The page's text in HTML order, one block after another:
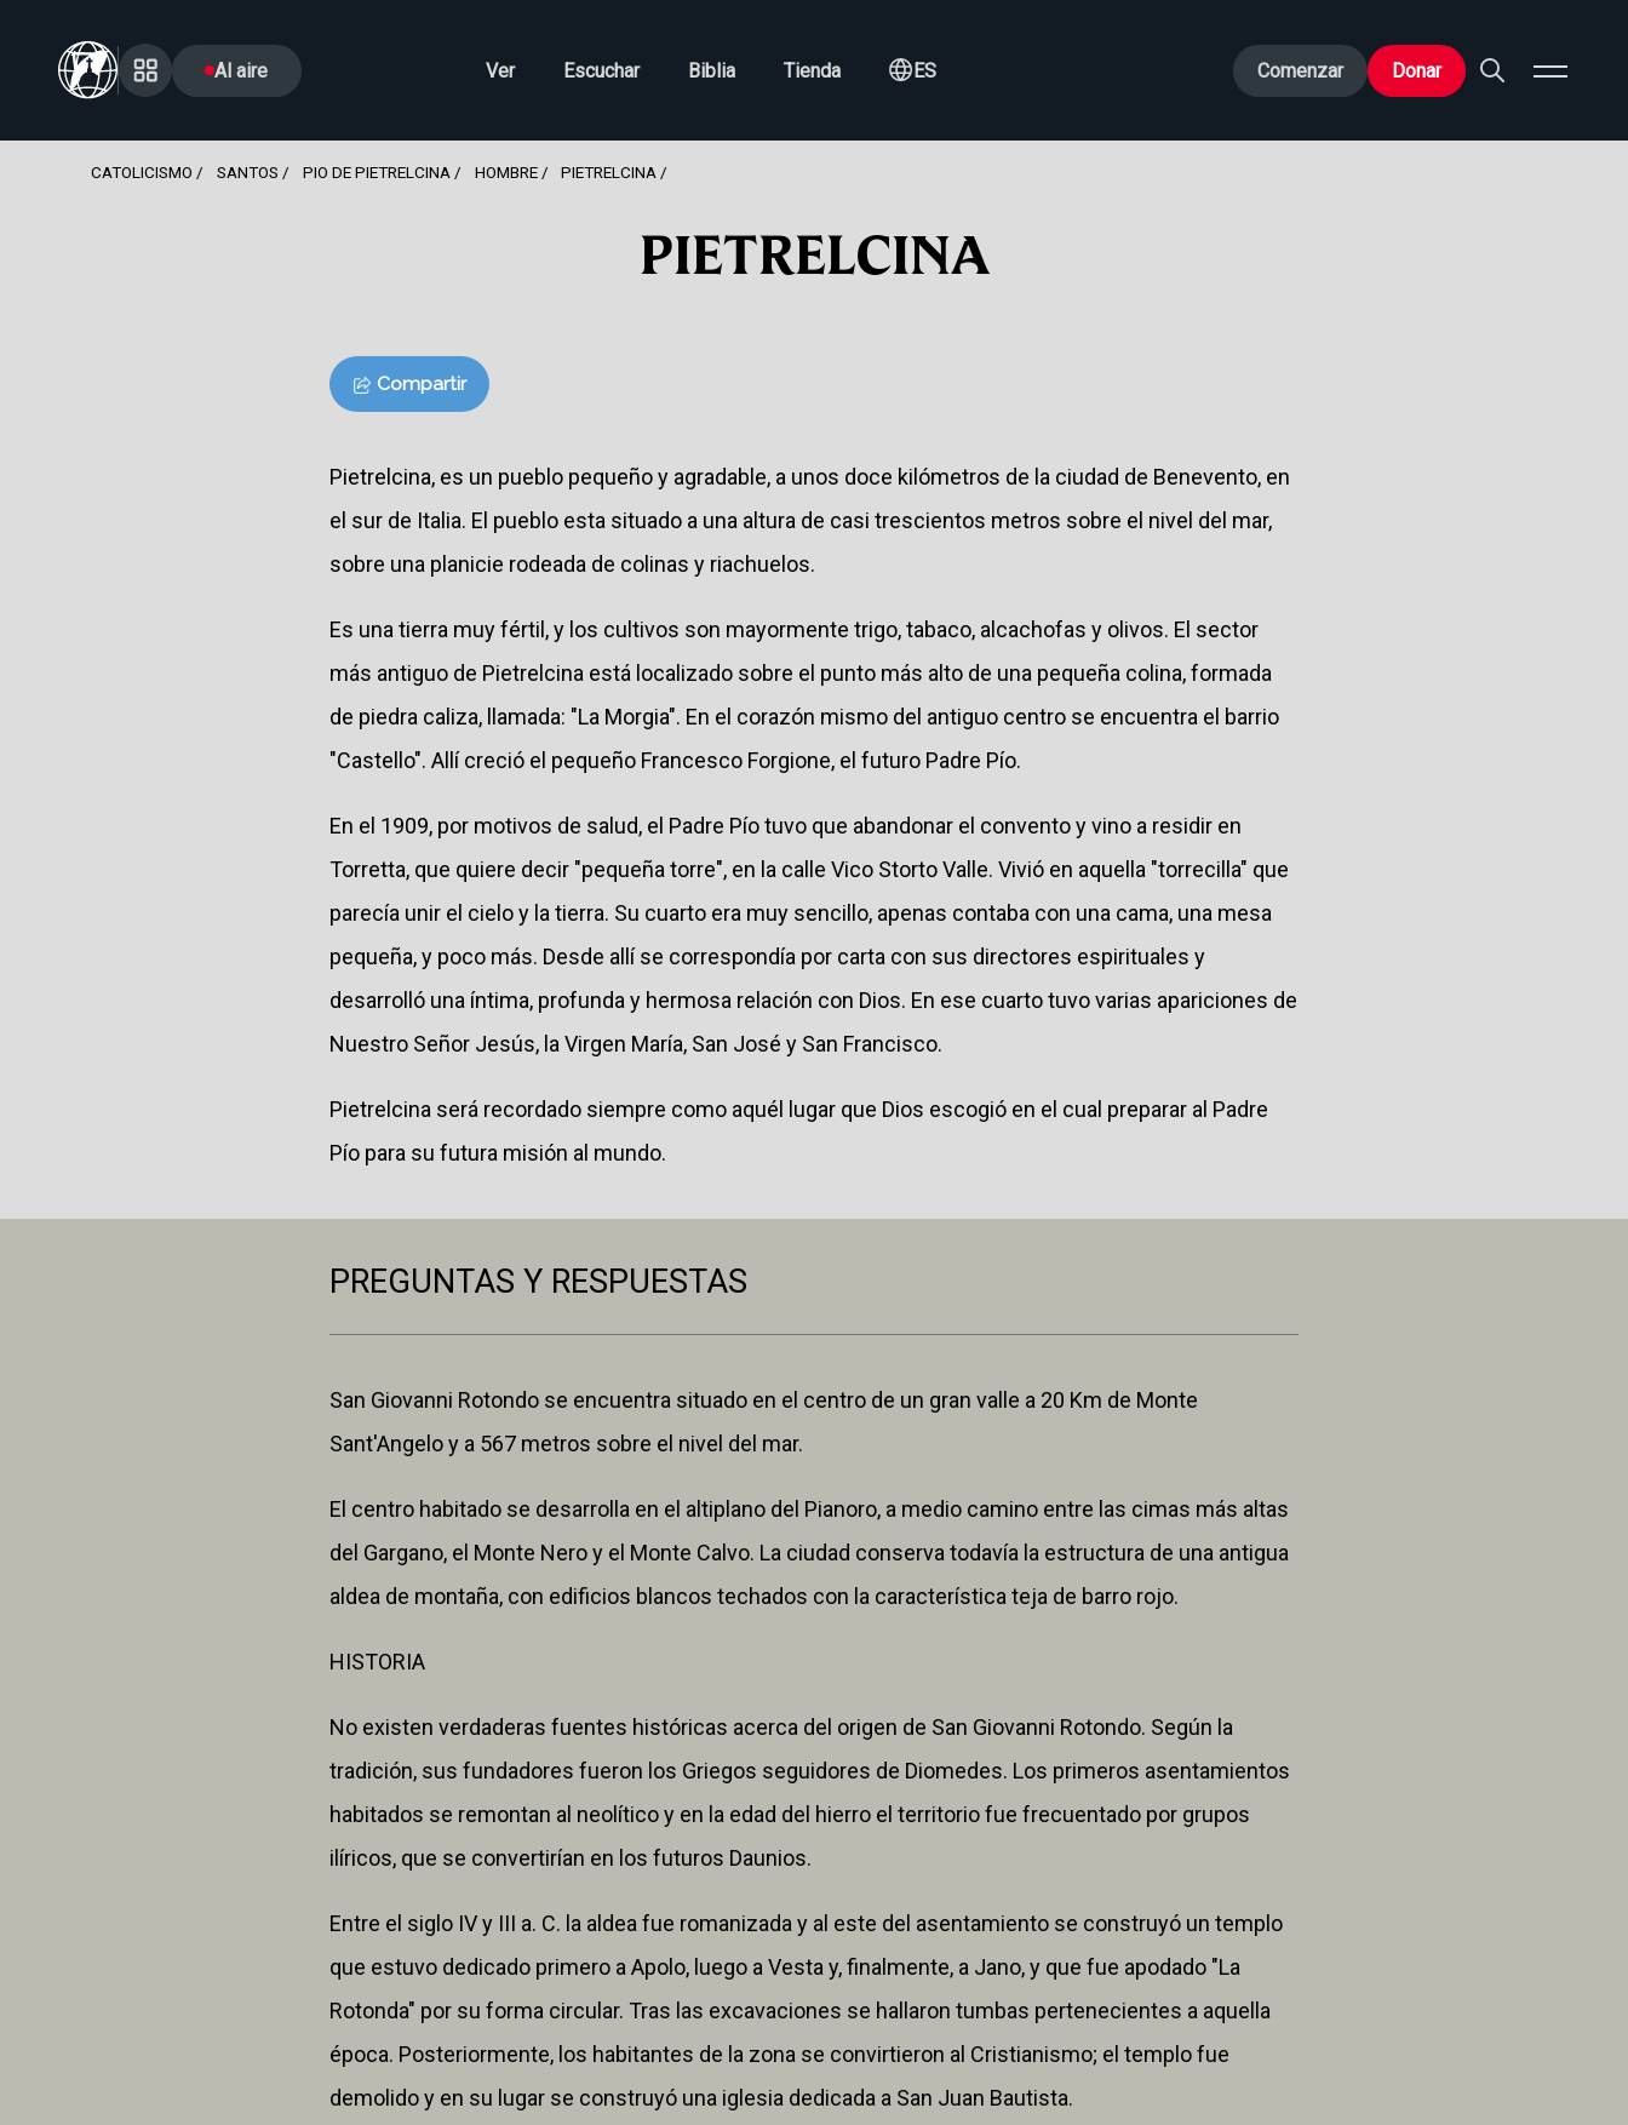
Al aire Ver Escuchar Biblia Tienda ES Comenzar Donar
CATOLICISMO SANTOS PIO DE PIETRELCINA HOMBRE PIETRELCINA
PIETRELCINA
Compartir
Pietrelcina, es un pueblo pequeño y agradable, a unos doce kilómetros de la ciudad de Benevento, en
el sur de Italia. El pueblo esta situado a una altura de casi trescientos metros sobre el nivel del mar,
sobre una planicie rodeada de colinas y riachuelos.
Es una tierra muy fértil, y los cultivos son mayormente trigo, tabaco, alcachofas y olivos. El sector
más antiguo de Pietrelcina está localizado sobre el punto más alto de una pequeña colina, formada
de piedra caliza, llamada: "La Morgia". En el corazón mismo del antiguo centro se encuentra el barrio
"Castello". Allí creció el pequeño Francesco Forgione, el futuro Padre Pío.
En el 1909, por motivos de salud, el Padre Pío tuvo que abandonar el convento y vino a residir en
Torretta, que quiere decir "pequeña torre", en la calle Vico Storto Valle. Vivió en aquella "torrecilla" que
parecía unir el cielo y la tierra. Su cuarto era muy sencillo, apenas contaba con una cama, una mesa
pequeña, y poco más. Desde allí se correspondía por carta con sus directores espirituales y
desarrolló una íntima, profunda y hermosa relación con Dios. En ese cuarto tuvo varias apariciones de
Nuestro Señor Jesús, la Virgen María, San José y San Francisco.
Pietrelcina será recordado siempre como aquél lugar que Dios escogió en el cual preparar al Padre
Pío para su futura misión al mundo.
PREGUNTAS Y RESPUESTAS
San Giovanni Rotondo se encuentra situado en el centro de un gran valle a 20 Km de Monte
Sant'Angelo y a 567 metros sobre el nivel del mar.
El centro habitado se desarrolla en el altiplano del Pianoro, a medio camino entre las cimas más altas
del Gargano, el Monte Nero y el Monte Calvo. La ciudad conserva todavía la estructura de una antigua
aldea de montaña, con edificios blancos techados con la característica teja de barro rojo.
HISTORIA
No existen verdaderas fuentes históricas acerca del origen de San Giovanni Rotondo. Según la
tradición, sus fundadores fueron los Griegos seguidores de Diomedes. Los primeros asentamientos
habitados se remontan al neolítico y en la edad del hierro el territorio fue frecuentado por grupos
ilíricos, que se convertirían en los futuros Daunios.
Entre el siglo IV y III a. C. la aldea fue romanizada y al este del asentamiento se construyó un templo
que estuvo dedicado primero a Apolo, luego a Vesta y, finalmente, a Jano, y que fue apodado "La
Rotonda" por su forma circular. Tras las excavaciones se hallaron tumbas pertenecientes a aquella
época. Posteriormente, los habitantes de la zona se convirtieron al Cristianismo; el templo fue
demolido y en su lugar se construyó una iglesia dedicada a San Juan Bautista.